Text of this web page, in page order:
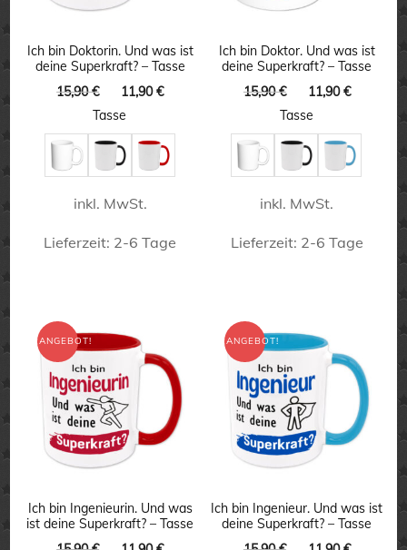
Optionen
können
auf
der
Produktseite
gewählt
Optionen
können
auf
der
Produktseite
gewählt
Ich bin Doktorin. Und was ist
deine Superkraft? – Tasse
15,90€
Ursprünglicher
Preis
15,90 €
11,90€
Tasse
inkl. MwSt.
Lieferzeit: 2-6 Tage
weist
mehrere
Varianten
auf.
Die
Optionen
können
auf
Ich bin Doktor. Und was ist
deine Superkraft? – Tasse
15,90€
Ursprünglicher
Preis
15,90 €
11,90€
Tasse
inkl. MwSt.
Lieferzeit: 2-6 Tage
weist
mehrere
Varianten
auf.
Die
Optionen
können
auf
ANGEBOT!
Ich bin Ingenieurin. Und was
ist deine Superkraft? – Tasse
ANGEBOT!
Ich bin Ingenieur. Und was ist
deine Superkraft? – Tasse